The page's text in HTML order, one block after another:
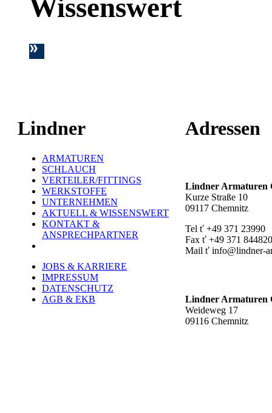
Wissenswert
Lindner
ARMATUREN
SCHLAUCH
VERTEILER/FITTINGS
WERKSTOFFE
UNTERNEHMEN
AKTUELL & WISSENSWERT
KONTAKT &
ANSPRECHPARTNER
JOBS & KARRIERE
IMPRESSUM
DATENSCHUTZ
AGB & EKB
Adressen
Lindner Armaturen
Kurze Straße 10
09117 Chemnitz
Tel ť +49 371 23990
Fax ť +49 371
Mail ť info@lindner-
Lindner Armaturen
Weideweg 17
09116 Chemnitz